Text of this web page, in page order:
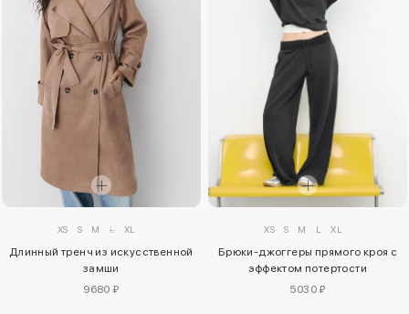
XS S M L XL
Длинный тренч из искусственной
замши
9680 ₽
XS S M L XL
Брюки-джоггеры прямого кроя с
эффектом потертости
5030 ₽